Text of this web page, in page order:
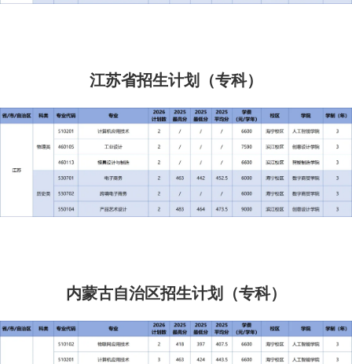
江苏省招生计划（专科）
内蒙古自治区招生计划（专科）